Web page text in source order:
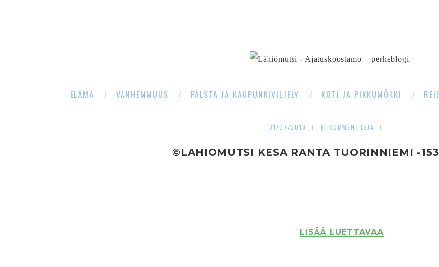
ELÄMÄ VANHEMMUUS PALSTA JA KAUPUNKIVILJELY KOTI JA PIKKUMÖKKI
31/07/2018 EI KOMMENTTEJA
©LAHIOMUTSI KESA RANTA TUORINNIEMI -
LISÄÄ LUETTAVAA